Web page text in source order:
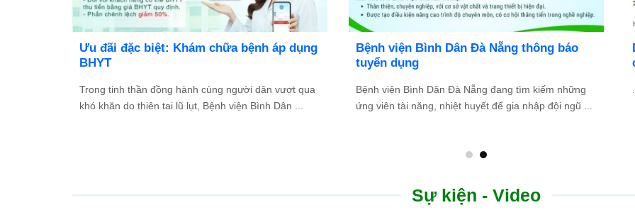
BỆNH VIỆN
DỤNG NHÂN
Cơ hội phát triển
chuyên nghiệp,
viện Bình Dân Đà Nẵng thông báo
viện Bình Dân Đà Nẵng đang tìm kiếm những
viên tài năng, nhiệt huyết để gia nhập đội ngũ ...
Danh sách người thực hành khám bệnh,
...
Sự kiện - Video